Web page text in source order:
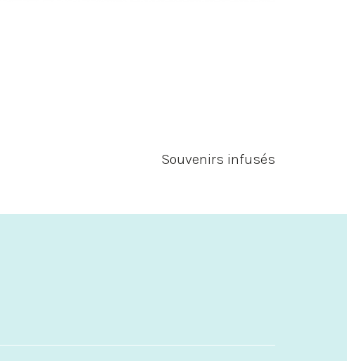
Souvenirs infusés